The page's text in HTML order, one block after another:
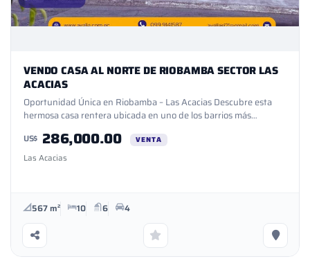
VENDO CASA AL NORTE DE RIOBAMBA SECTOR LAS
ACACIAS
Oportunidad Única en Riobamba – Las Acacias Descubre esta
hermosa casa rentera ubicada en uno de los barrios más
invertir o desarrollar actividades comerciales. Características
Principales: - Terreno plano y rectangular - 567 m² de
seguridad y alta plusvalía Ideal para: - Vivienda multifamiliar -
Renta mensual estable - Proyectos comerciales Garantía y
Confianza: En Avalía Soluciones Inmobiliarias, nos
especializamos en brindar soluciones de alto nivel con enfoque
humano, cuidando tu patrimonio y asegurando tu satisfacción.
US$ 286,000.00 VENTA
Las Acacias
567 m² 10 6 4